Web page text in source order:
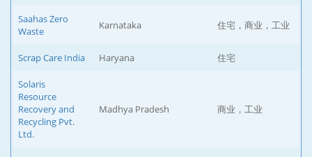
Saahas Zero
Waste
Karnataka 住宅，商业，工业
Scrap Care India Haryana 住宅
Solaris
Resource
Recovery and
Recycling Pvt.
Ltd.
Madhya Pradesh 商业，工业